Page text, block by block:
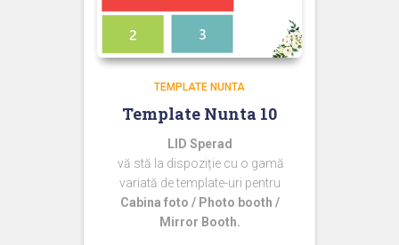
TEMPLATE NUNTA
Template Nunta 10
LID Sperad
vă stă la dispoziție cu o gamă
variată de template-uri pentru
Cabina foto / Photo booth /
Mirror Booth.